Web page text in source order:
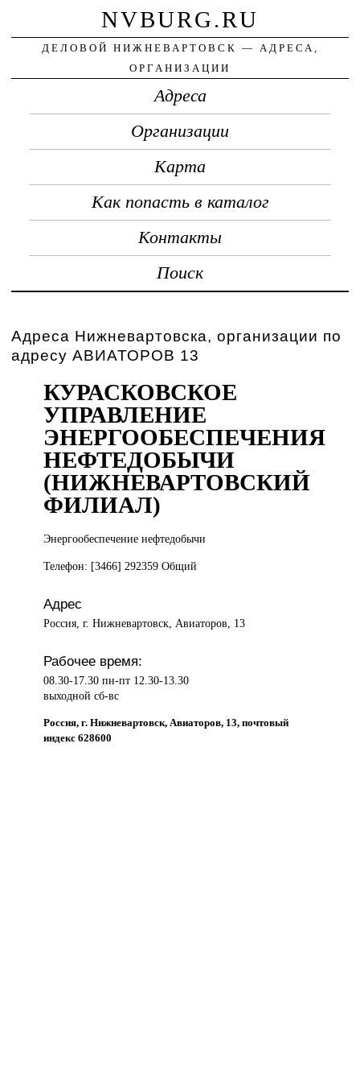
NVBURG.RU
ДЕЛОВОЙ НИЖНЕВАРТОВСК — АДРЕСА,
ОРГАНИЗАЦИИ
Адреса
Организации
Карта
Как попасть в каталог
Контакты
Поиск
Адреса Нижневартовска, организации по
адресу АВИАТОРОВ 13
КУРАСКОВСКОЕ
УПРАВЛЕНИЕ
ЭНЕРГООБЕСПЕЧЕНИЯ
НЕФТЕДОБЫЧИ
(НИЖНЕВАРТОВСКИЙ
ФИЛИАЛ)
Энергообеспечение нефтедобычи
Телефон: [3466] 292359 Общий
Адрес
Россия, г. Нижневартовск, Авиаторов, 13
Рабочее время:
08.30-17.30 пн-пт 12.30-13.30
выходной сб-вс
Россия, г. Нижневартовск, Авиаторов, 13, почтовый
индекс 628600